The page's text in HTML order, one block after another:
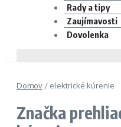
Rady a tipy
Zaujímavosti
Dovolenka
Domov / elektrické kúrenie
Značka